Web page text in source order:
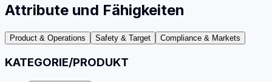
Attribute und Fähigkeiten
Product & Operations Safety & Target Compliance & Markets
KATEGORIE/PRODUKT